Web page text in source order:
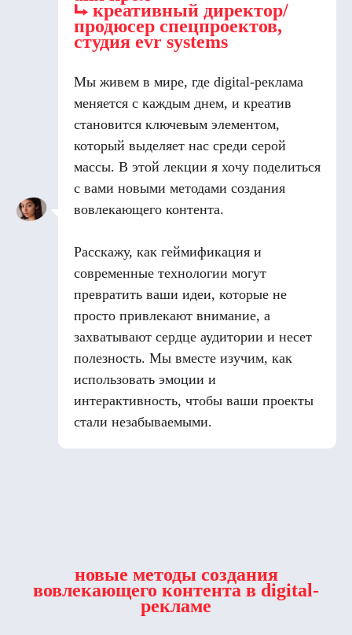
⮡ креативный директор/
продюсер спецпроектов,
студия evr systems
Мы живем в мире, где digital-реклама
меняется с каждым днем, и креатив
становится ключевым элементом,
который выделяет нас среди серой
массы. В этой лекции я хочу поделиться
с вами новыми методами создания
вовлекающего контента.
Расскажу, как геймификация и
современные технологии могут
превратить ваши идеи, которые не
просто привлекают внимание, а
захватывают сердце аудитории и несет
полезность. Мы вместе изучим, как
использовать эмоции и
интерактивность, чтобы ваши проекты
стали незабываемыми.
новые методы создания
вовлекающего контента в digital-
рекламе